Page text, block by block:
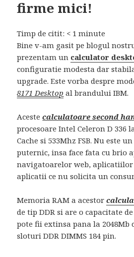
firme mici!
Timp de citit: < 1 minute
Bine v-am gasit pe blogul
prezentam un calculator
configuratie modesta dar
upgrade. Este vorba despre
8171 Desktop al brandului IBM.
Acestecalculatoare second
procesoare Intel Celeron D 336
Cache si 533Mhz FSB. Nu este
puternic, insa face fata cu brio
navigatoarelor web,
aplicatii ce nu solicita un
Memoria RAM a acestor
de tip DDR si are o capacitate
pote fii extinsa pana la
sloturi DDR DIMMS 184 pin.